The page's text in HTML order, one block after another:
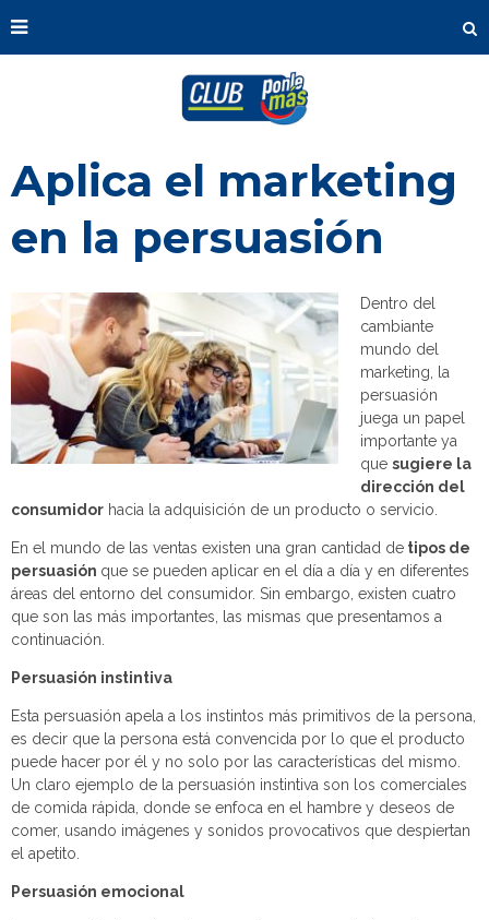
Aplica el marketing
en la persuasión
Dentro del
cambiante
mundo del
marketing, la
persuasión
juega un papel
importante ya
que sugiere la
dirección del
consumidor hacia la adquisición de un producto o servicio.
En el mundo de las ventas existen una gran cantidad de tipos de
persuasión que se pueden aplicar en el día a día y en diferentes
áreas del entorno del consumidor. Sin embargo, existen cuatro
que son las más importantes, las mismas que presentamos a
continuación.
Persuasión instintiva
Esta persuasión apela a los instintos más primitivos de la persona,
es decir que la persona está convencida por lo que el producto
puede hacer por él y no solo por las características del mismo.
Un claro ejemplo de la persuasión instintiva son los comerciales
de comida rápida, donde se enfoca en el hambre y deseos de
comer, usando imágenes y sonidos provocativos que despiertan
el apetito.
Persuasión emocional